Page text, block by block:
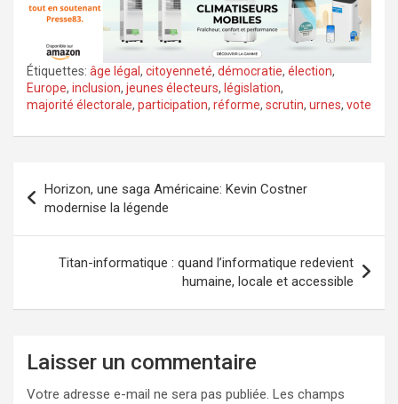
Étiquettes: âge légal , citoyenneté, démocratie, élection,
Europe, inclusion, jeunes électeurs, législation,
majorité électorale, participation, réforme, scrutin, urnes, vote
de
l’article
Horizon, une saga Américaine: Kevin Costner
modernise la légende
Titan-informatique : quand l’informatique redevient
humaine, locale et accessible
Laisser un commentaire
Votre adresse e-mail ne sera pas publiée. Les champs